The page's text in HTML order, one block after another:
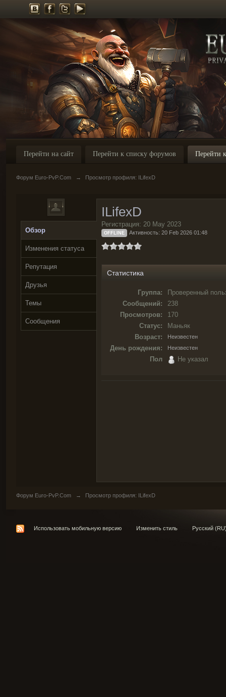
Перейти на сайт Перейти к списку форумов Перейти
Форум Euro-PvP.Com → Просмотр профиля: ILifexD
Обзор
Изменения статуса
Репутация
Друзья
Темы
Сообщения
ILifexD
Регистрация: 20 May 2023
OFFLINE Активность: 20 Feb 2026 01:48
Статистика
Группа:
Проверенный
Сообщений:
238
Просмотров:
170
Статус:
Маньяк
Возраст:
Неизвестен
День рождения: Неизвестен
Пол Не указал
Форум Euro-PvP.Com → Просмотр профиля: ILifexD
Использовать мобильную версию Изменить стиль Русский